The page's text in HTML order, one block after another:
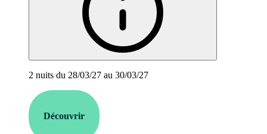
2 nuits du 28/03/27 au 30/03/27
Découvrir